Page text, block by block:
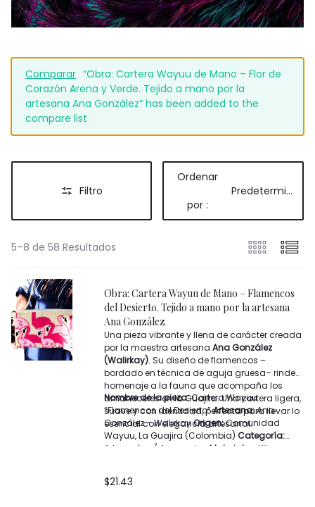
Comparar “Obra: Cartera Wayuu de Mano – Flor de
Corazón Arena y Verde. Tejido a mano por la
artesana Ana González” has been added to the
compare list
Filtro
Ordenar
por :
Predeterminado
5–8 de 58 Resultados
Una pieza vibrante y llena de carácter creada
por la maestra artesana Ana González
(Walirkay). Su diseño de flamencos –
bordado en técnica de aguja gruesa– rinde
homenaje a la fauna que acompaña los
amaneceres en la Guajira. Una cartera ligera,
suave y con identidad, perfecta para llevar lo
esencial con elegancia artesanal.
Nombre de la pieza:Cartera Wayuu
“Flamencos del Desierto”Artesana:Ana
González – WalirkayOrigen:Comunidad
Wayuu, La Guajira (Colombia) Categoría:
Artesanías / Accesorios Materiales:
Hilos
aguja gruesa)
Obra: Cartera Wayuu de Mano – Flamencos
del Desierto. Tejido a mano por la artesana
Ana González
$21.43